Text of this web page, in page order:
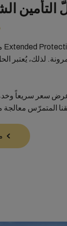
التأمين
لذلك، يُعتبر
سعر سريعاً
المتمرّس معالجة